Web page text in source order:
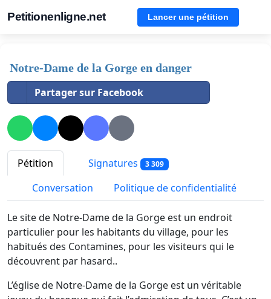
Petitionenligne.net Lancer une pétition
Notre-Dame de la Gorge en danger
Partager sur Facebook
Pétition Signatures 3 309
Conversation Politique de confidentialité
Le site de Notre-Dame de la Gorge est un endroit
particulier pour les habitants du village, pour les
habitués des Contamines, pour les visiteurs qui le
découvrent par hasard..
L’église de Notre-Dame de la Gorge est un véritable